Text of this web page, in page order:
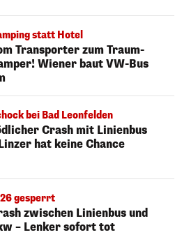
statt Hotel
Transporter zum Traum-
Wiener baut VW-Bus
bei Bad Leonfelden
Crash mit Linienbus
hat keine Chance
gesperrt
zwischen Linienbus und
– Lenker sofort tot